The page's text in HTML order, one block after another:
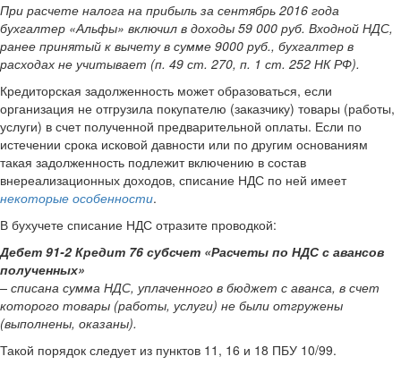
При расчете налога на прибыль за сентябрь 2016 года
бухгалтер «Альфы» включил в доходы 59 000 руб. Входной НДС,
ранее принятый к вычету в сумме 9000 руб., бухгалтер в
расходах не учитывает (п. 49 ст. 270, п. 1 ст. 252 НК РФ).
Кредиторская задолженность может образоваться, если
организация не отгрузила покупателю (заказчику) товары (работы,
услуги) в счет полученной предварительной оплаты. Если по
истечении срока исковой давности или по другим основаниям
такая задолженность подлежит включению в состав
внереализационных доходов, списание НДС по ней имеет
некоторые особенности.
В бухучете списание НДС отразите проводкой:
Дебет 91-2 Кредит 76 субсчет «Расчеты по НДС с авансов
полученных»
– списана сумма НДС, уплаченного в бюджет с аванса, в счет
которого товары (работы, услуги) не были отгружены
(выполнены, оказаны).
Такой порядок следует из пунктов 11, 16 и 18 ПБУ 10/99.